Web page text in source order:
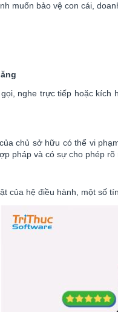
muốn bảo vệ con cái,
nghe trực tiếp hoặc
chủ sở hữu có thể vi
pháp và có sự cho phép rõ
của hệ điều hành, một số